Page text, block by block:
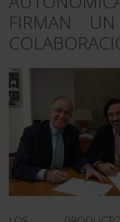
FIRMAN